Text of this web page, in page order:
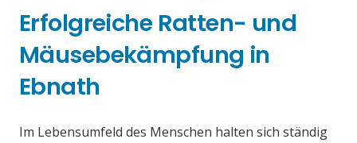
Erfolgreiche Ratten- und
Mäusebekämpfung in
Ebnath
Im Lebensumfeld des Menschen halten sich ständig